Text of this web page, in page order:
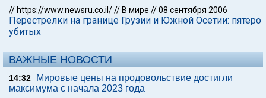
// https://www.newsru.co.il/// В мире //08 сентября 2006
Перестрелки на границе Грузии и Южной Осетии: пятеро
убитых
ВАЖНЫЕ НОВОСТИ
14:32
Мировые цены на продовольствие достигли
максимума с начала 2023 года